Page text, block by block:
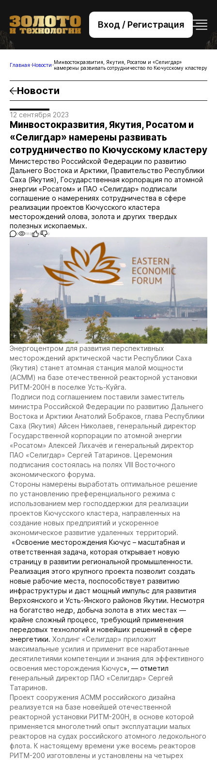
Вход / Регистрация
+7 (495) 221-76-32
bsv@zolteh.ru
Главная Новости Минвостокразвития, Якутия, Росатом и «Селигдар»
намерены развивать сотрудничество по Кючусскому кластеру
Новости
12 сентября 2023
Минвостокразвития, Якутия, Росатом и
«Селигдар» намерены развивать
сотрудничество по Кючусскому кластеру
Министерство Российской Федерации по развитию
Дальнего Востока и Арктики, Правительство Республики
Саха (Якутия), Государственная корпорация по атомной
энергии «Росатом» и ПАО «Селигдар» подписали
соглашение о намерениях сотрудничества в сфере
реализации проектов Кючусского кластера
месторождений олова, золота и других твердых
полезных ископаемых.
0 1113 0 0
Энергоцентром для развития перспективных
месторождений арктической части Республики Саха
(Якутия) станет атомная станция малой мощности
(АСММ) на базе отечественной реакторной установки
РИТМ-200Н в поселке Усть-Куйга.
Подписи под соглашением поставили заместитель
министра Российской Федерации по развитию Дальнего
Востока и Арктики Анатолий Бобраков, глава Республики
Саха (Якутия) Айсен Николаев, генеральный директор
Государственной корпорации по атомной энергии
«Росатом» Алексей Лихачёв и генеральный директор
ПАО «Селигдар» Сергей Татаринов. Церемония
подписания состоялась на полях VIII Восточного
экономического форума.
Стороны намерены выработать оптимальное решение
по установлению преференциального режима с
использованием мер господдержки для реализации
проектов Кючусского кластера, направленных на
создание новых предприятий и ускоренное
экономическое развитие удаленных территорий.
«Освоение месторождения Кючус – масштабная и
ответственная задача, которая открывает новую
страницу в развитии региональной промышленности.
Реализация этого крупного проекта позволит создать
новые рабочие места, поспособствует развитию
инфраструктуры и даст мощный импульс для развития
Верхоянского и Усть-Янского районов Якутии. Несмотря
на богатство недр, добыча золота в этих местах —
крайне сложный процесс, требующий применения
передовых технологий и новейших решений в сфере
энергетики. Холдинг «Селигдар» приложит
максимальные усилия и применит все наработанные
десятилетиями компетенции и знания для эффективного
освоения месторождения Кючус», — отметил
генеральный директор ПАО «Селигдар» Сергей
Татаринов.
Проект сооружения АСММ российского дизайна
реализуется на базе новейшей отечественной
реакторной установки РИТМ-200Н, в основе которой
применяется многолетний опыт эксплуатации малых
реакторов на судах российского атомного ледокольного
флота. К настоящему времени уже восемь реакторов
РИТМ-200 изготовлены и установлены на четырех